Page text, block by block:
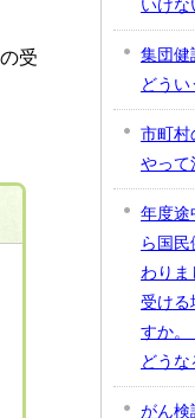
受
いけな
集団健
どうい
市町村
やって
年度途
ら国
わりま
受ける
すか。
どうな
がん検